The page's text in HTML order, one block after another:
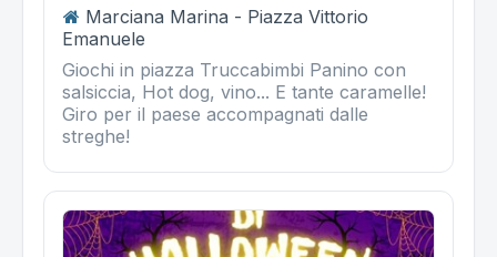
Marciana Marina - Piazza Vittorio
Emanuele
Giochi in piazza Truccabimbi Panino con
salsiccia, Hot dog, vino... E tante caramelle!
Giro per il paese accompagnati dalle
streghe!